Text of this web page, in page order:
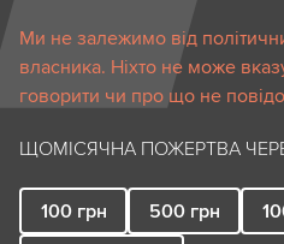
Ми не залежимо від
власника. Ніхто не може
говорити чи про що не
ЩОМІСЯЧНА ПОЖЕРТВА
100 грн 500 грн